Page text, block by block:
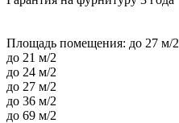
Площадь помещения: до 27 м/2
до 21 м/2
до 24 м/2
до 27 м/2
до 36 м/2
до 69 м/2